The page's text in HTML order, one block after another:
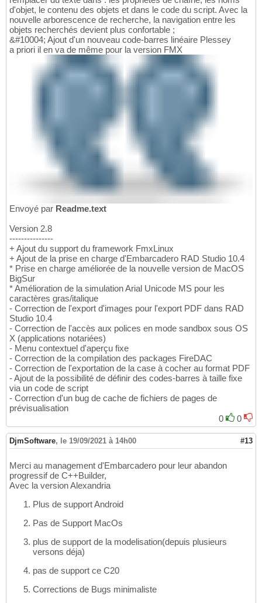
d'objet, le contenu des objets et dans le code du script. Avec la
nouvelle arborescence de recherche, la navigation entre les
objets recherchés devient plus confortable ;
&#10004; Ajout d'un nouveau code-barres linéaire Plessey
a priori il en va de même pour la version FMX
Envoyé par Readme.text
Version 2.8
---------------
+ Ajout du support du framework FmxLinux
+ Ajout de la prise en charge d'Embarcadero RAD Studio 10.4
* Prise en charge améliorée de la nouvelle version de MacOS
BigSur
* Amélioration de la simulation Arial Unicode MS pour les
caractères gras/italique
- Correction de l'export d'images pour l'export PDF dans RAD
Studio 10.4
- Correction de l'accès aux polices en mode sandbox sous OS
X (applications notariées)
- Menu contextuel d'aperçu fixe
- Correction de la compilation des packages FireDAC
- Correction de l'exportation de la case à cocher au format PDF
- Ajout de la possibilité de définir des codes-barres à taille fixe
via un code de script
- Correction d'un bug de cache de fichiers de pages de
prévisualisation
0
0
DjmSoftware, le 19/09/2021 à 14h00 #13
Merci au management d'Embarcadero pour leur abandon
progressif de C++Builder,
Avec la version Alexandria
Plus de support Android
Pas de Support MacOs
plus de support de la modelisation(depuis plusieurs
versons déja)
pas de support ce C20
Corrections de Bugs minimaliste